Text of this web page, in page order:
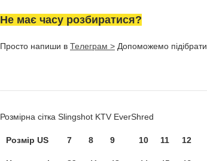
Не має часу розбиратися?
Просто напиши в Телеграм > Допоможемо підібрати.
Розмірна сітка Slingshot KTV EverShred
Розмір US 7 8 9 10 11 12